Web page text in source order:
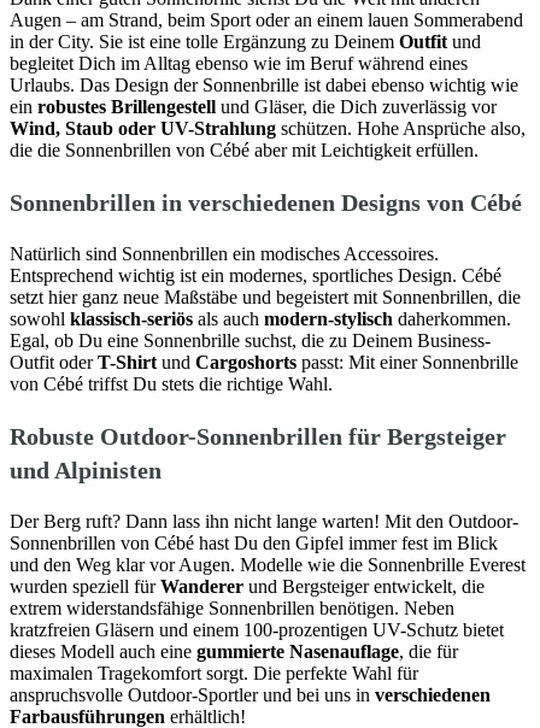
Augen – am Strand, beim Sport oder an einem lauen Sommerabend
in der City. Sie ist eine tolle Ergänzung zu Deinem Outfit und
begleitet Dich im Alltag ebenso wie im Beruf während eines
Urlaubs. Das Design der Sonnenbrille ist dabei ebenso wichtig wie
ein robustes Brillengestell und Gläser, die Dich zuverlässig vor
Wind, Staub oder UV-Strahlung schützen. Hohe Ansprüche also,
die die Sonnenbrillen von Cébé aber mit Leichtigkeit erfüllen.
Sonnenbrillen in verschiedenen Designs von Cébé
Natürlich sind Sonnenbrillen ein modisches Accessoires.
Entsprechend wichtig ist ein modernes, sportliches Design. Cébé
setzt hier ganz neue Maßstäbe und begeistert mit Sonnenbrillen, die
sowohl klassisch-seriös als auch modern-stylisch daherkommen.
Egal, ob Du eine Sonnenbrille suchst, die zu Deinem Business-
Outfit oderT-Shirt und Cargoshorts passt: Mit einer Sonnenbrille
von Cébé triffst Du stets die richtige Wahl.
Robuste Outdoor-Sonnenbrillen für Bergsteiger
und Alpinisten
Der Berg ruft? Dann lass ihn nicht lange warten! Mit den Outdoor-
Sonnenbrillen von Cébé hast Du den Gipfel immer fest im Blick
und den Weg klar vor Augen. Modelle wie die Sonnenbrille Everest
wurden speziell fürWanderer und Bergsteiger entwickelt, die
extrem widerstandsfähige Sonnenbrillen benötigen. Neben
kratzfreien Gläsern und einem 100-prozentigen UV-Schutz bietet
dieses Modell auch eine gummierte Nasenauflage, die für
maximalen Tragekomfort sorgt. Die perfekte Wahl für
anspruchsvolle Outdoor-Sportler und bei uns in verschiedenen
Farbausführungen erhältlich!